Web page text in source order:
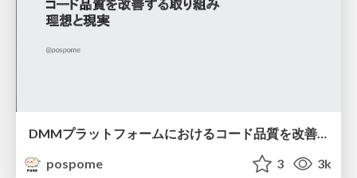
DMMプラットフォームにおけるコード品質を改善する取り組みの理想と現実
pospome
3 3k